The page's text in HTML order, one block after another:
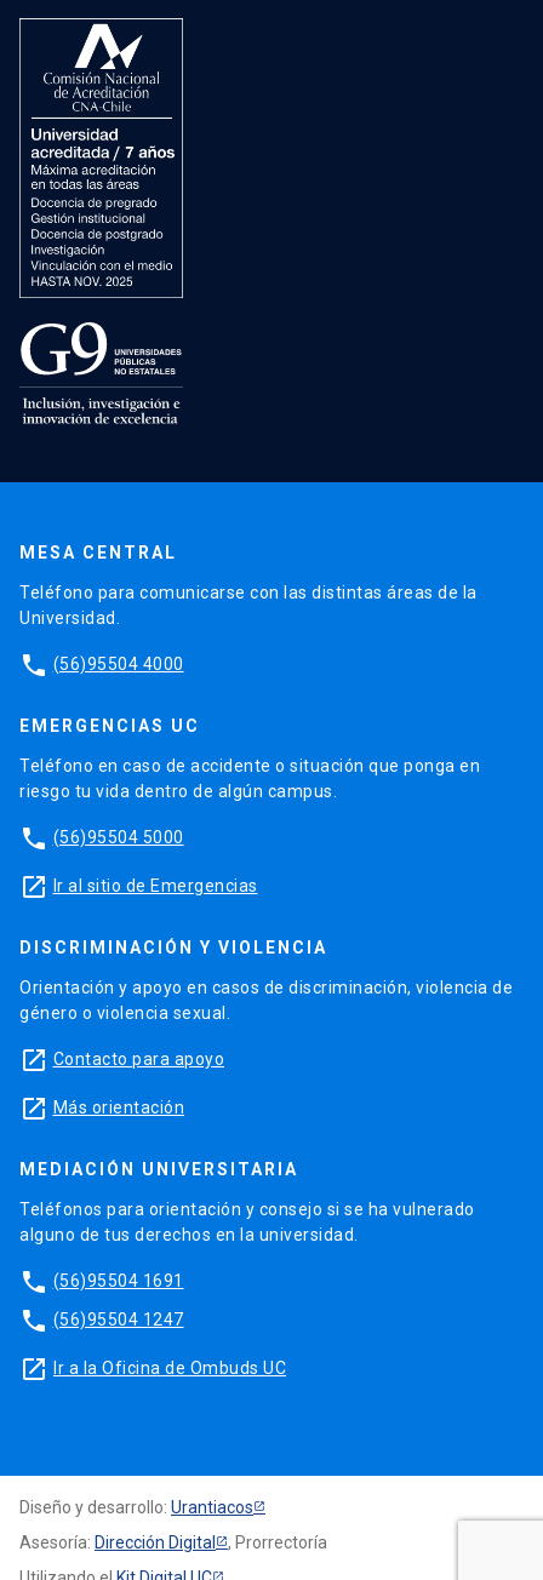
MESA CENTRAL
Teléfono para comunicarse con las distintas áreas de la
Universidad.
phone (56)95504 4000
EMERGENCIAS UC
Teléfono en caso de accidente o situación que ponga en
riesgo tu vida dentro de algún campus.
phone (56)95504 5000
launch Ir al sitio de Emergencias
DISCRIMINACIÓN Y VIOLENCIA
Orientación y apoyo en casos de discriminación, violencia de
género o violencia sexual.
launch Contacto para apoyo
launch Más orientación
MEDIACIÓN UNIVERSITARIA
Teléfonos para orientación y consejo si se ha vulnerado
alguno de tus derechos en la universidad.
phone (56)95504 1691
phone (56)95504 1247
launch Ir a la Oficina de Ombuds UC
Diseño y desarrollo: Urantiacos
Asesoría: Dirección Digital
, Prorrectoría